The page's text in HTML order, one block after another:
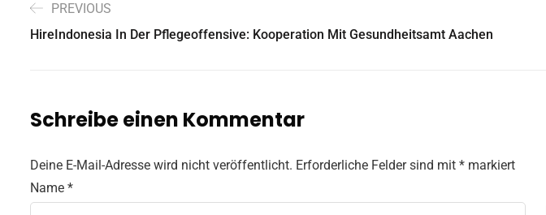
PREVIOUS
HireIndonesia In Der Pflegeoffensive: Kooperation Mit Gesundheitsamt Aachen
Schreibe einen Kommentar
Deine E-Mail-Adresse wird nicht veröffentlicht. Erforderliche Felder sind mit * markiert
Name *